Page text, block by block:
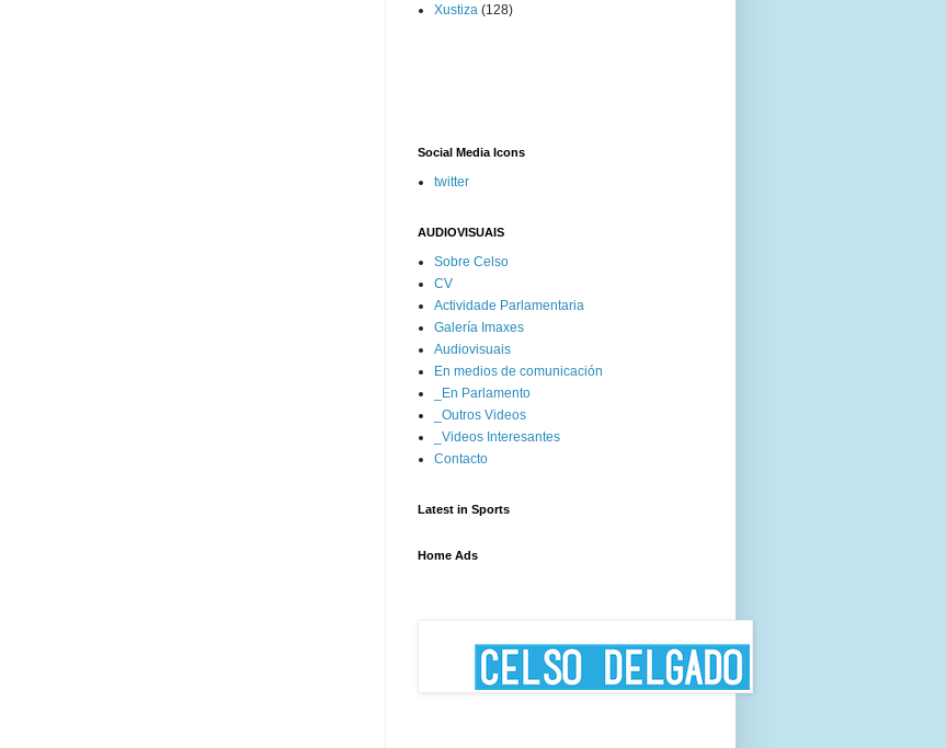
Xustiza (128)
Social Media Icons
twitter
AUDIOVISUAIS
Sobre Celso
CV
Actividade Parlamentaria
Galería Imaxes
Audiovisuais
En medios de comunicación
_En Parlamento
_Outros Videos
_Videos Interesantes
Contacto
Latest in Sports
Home Ads